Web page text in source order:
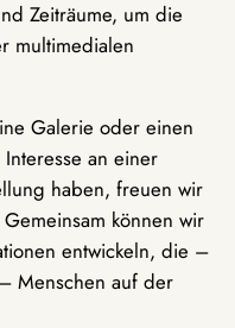
Zeiträume, um die
multimedialen
Galerie oder einen
an einer
haben, freuen wir
können wir
entwickeln, die –
Menschen auf der